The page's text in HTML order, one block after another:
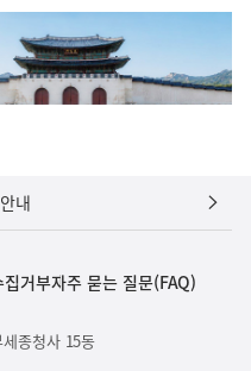
내
집거부자주 묻는 질문(FAQ)
종청사 15동